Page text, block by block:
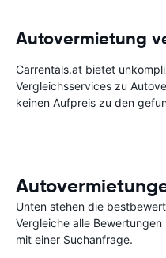
Autovermietung
Carrentals.at bietet
Vergleichsservices zu
keinen Aufpreis zu den
Unten stehen die
Vergleiche alle
mit einer Suchanfrage.